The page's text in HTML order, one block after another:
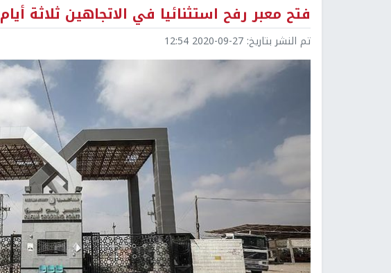
فتح معبر رفح استثنائيا في الاتجاهين ثلاثة أيام
تم النشر بتاريخ: 2020-09-27 12:54